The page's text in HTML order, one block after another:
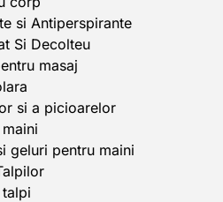
si Antiperspirante
Si Decolteu
masaj
si a picioarelor
geluri pentru maini